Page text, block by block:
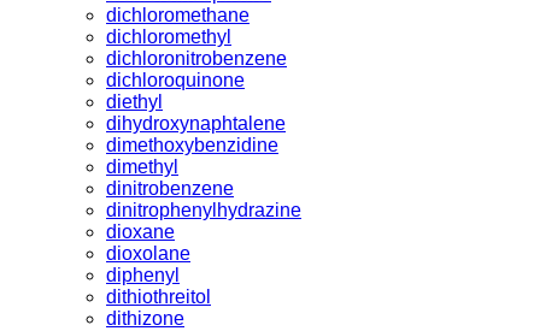
dichloromethane
dichloromethyl
dichloronitrobenzene
dichloroquinone
diethyl
dihydroxynaphtalene
dimethoxybenzidine
dimethyl
dinitrobenzene
dinitrophenylhydrazine
dioxane
dioxolane
diphenyl
dithiothreitol
dithizone